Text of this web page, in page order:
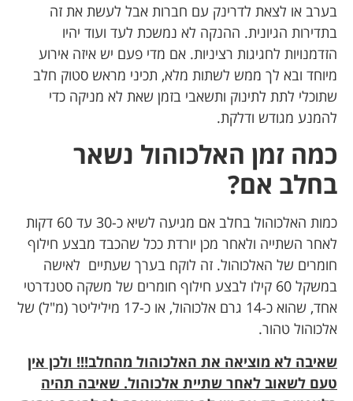
בערב או לצאת לדרינק עם חברות אבל לעשת את זה
בתדירות הגיונית. ההנקה לא נמשכת לעד ועוד יהיו
הזדמנויות לחגיגות רציניות. אם מדי פעם יש איזה אירוע
מיוחד ובא לך ממש לשתות מלא, תכיני מראש סטוק חלב
שתוכלי לתת לתינוק ותשאבי בזמן שאת לא מניקה כדי
להמנע מגודש ודלקת.
כמה זמן האלכוהול נשאר
בחלב אם?
כמות האלכוהול בחלב אם מגיעה לשיא כ-30 עד 60 דקות
לאחר השתייה ולאחר מכן יורדת ככל שהכבד מבצע חילוף
חומרים של האלכוהול. זה לוקח בערך שעתיים לאישה
במשקל 60 קילו לבצע חילוף חומרים של משקה סטנדרטי
אחד, שהוא כ-14 גרם אלכוהול, או כ-17 מיליליטר (מ"ל) של
אלכוהול טהור.
שאיבה לא מוציאה את האלכוהול מהחלב!!! ולכן אין
טעם לשאוב לאחר שתיית אלכוהול. שאיבה תהיה